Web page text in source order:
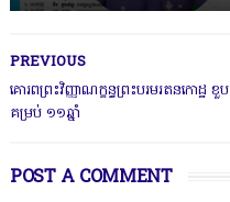
PREVIOUS
គោរពព្រះវិញ្ញាណក្ខន្ធព្រះបរមរតនកោដ្ឋ ខួប
គម្រប់ ១១ឆ្នាំ
POST A COMMENT